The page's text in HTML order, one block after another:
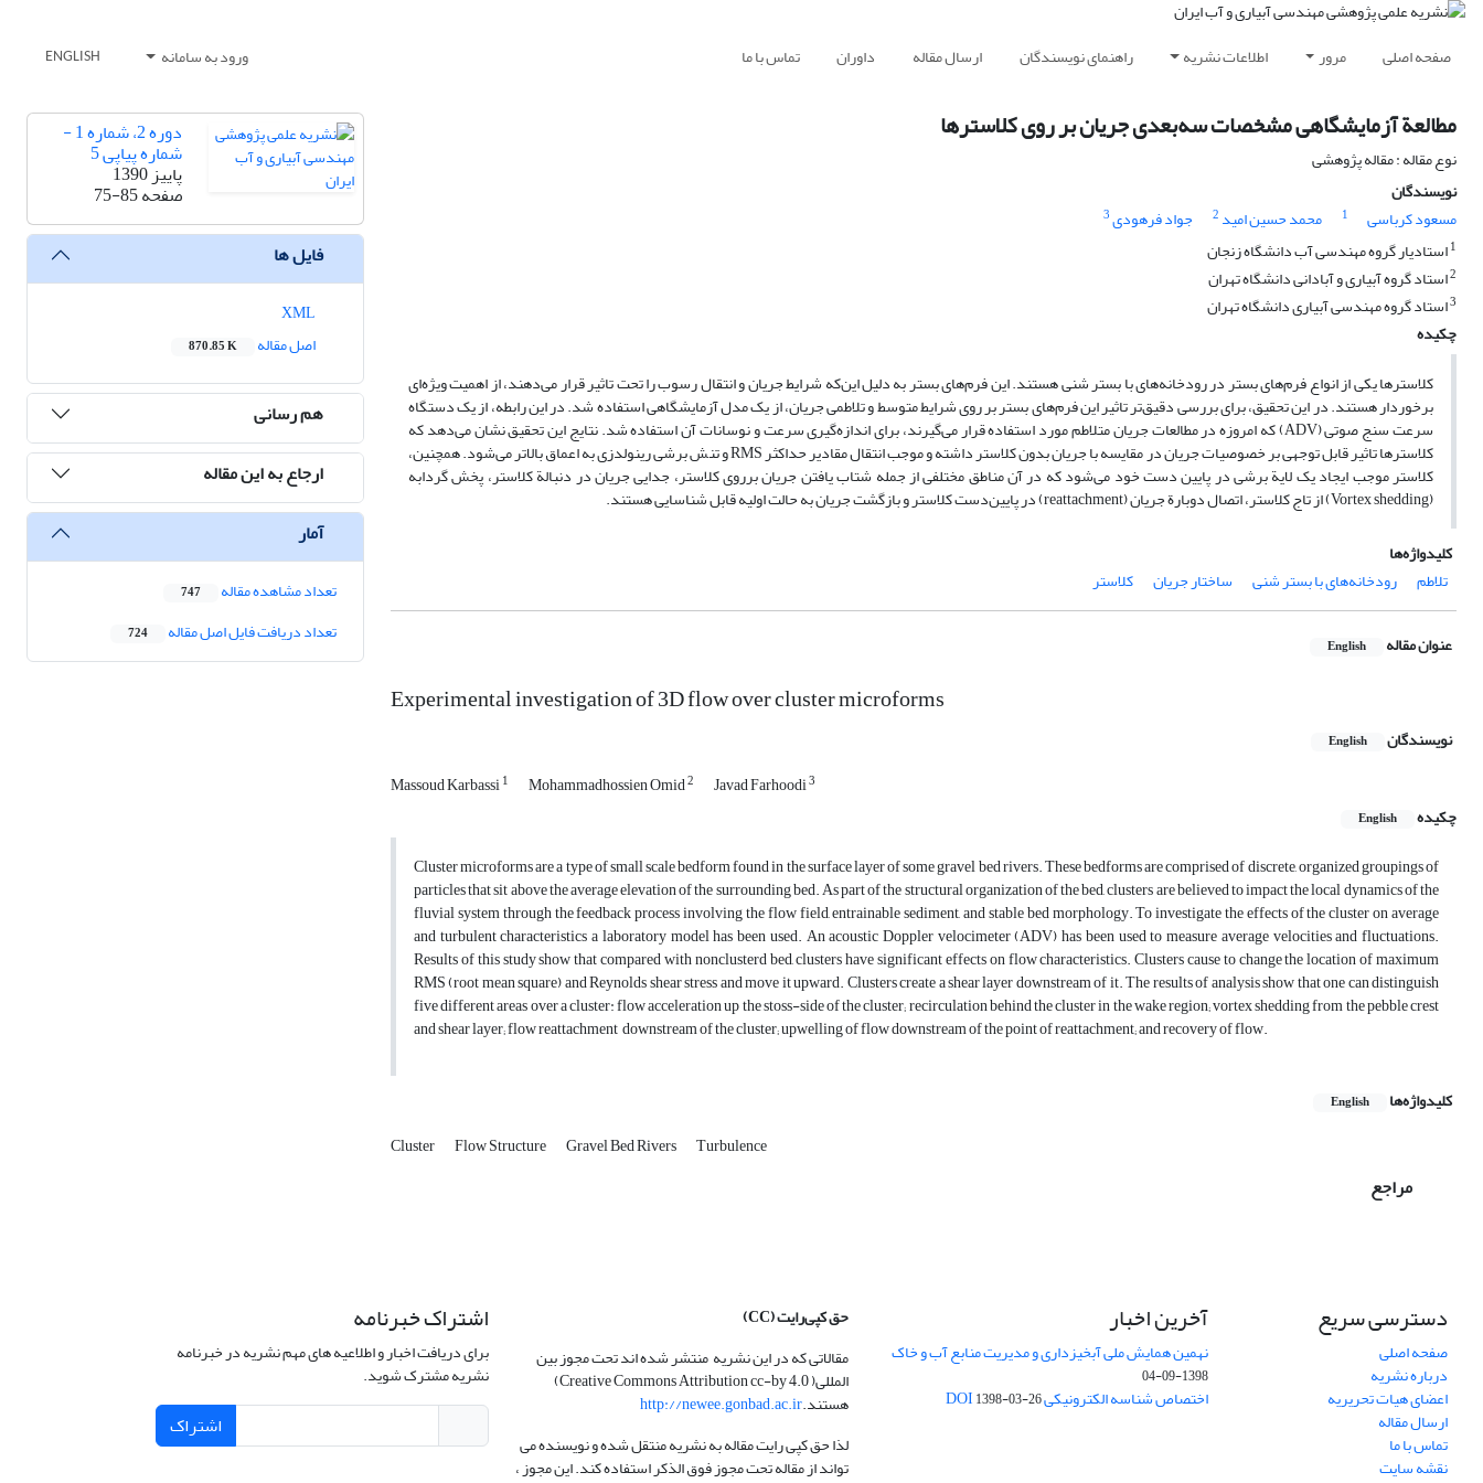
صفحه اصلی مرور اطلاعات نشریه راهنمای نویسندگان ارسال مقاله داوران تماس با ما ورود به سامانه ENGLISH
مطالعة آزمایشگاهی مشخصات سه‌بعدی جریان بر روی کلاسترها
نوع مقاله : مقاله پژوهشی
نویسندگان
مسعود کرباسی
1 محمد حسین امید 2 جواد فرهودی3
1استادیار گروه مهندسی آب دانشگاه زنجان
2استاد گروه آبیاری و آبادانی دانشگاه تهران
3استاد گروه مهندسی آبیاری دانشگاه تهران
چکیده
کلاستر‌ها یکی از انواع فرم‌های بستر در رودخانه‌های با بستر شنی هستند. این فرم‌های بستر به دلیل این‌که شرایط جریان و انتقال رسوب را تحت تاثیر قرار می‌دهند، از اهمیت ویژه‌ای
برخوردار هستند. در این تحقیق، برای بررسی دقیق‌تر تاثیر این فرم‌های بستر بر روی شرایط متوسط و تلاطمی جریان، از یک مدل آزمایشگاهی استفاده شد. در این رابطه، از یک دستگاه
سرعت سنج صوتی (ADV) که امروزه در مطالعات جریان متلاطم مورد استفاده قرار می‌گیرند، برای اندازه‌گیری سرعت و نوسانات آن استفاده شد. نتایج این تحقیق نشان می‌دهد که
کلاسترها تاثیر قابل توجهی بر خصوصیات جریان در مقایسه با جریان بدون کلاستر داشته و موجب انتقال مقادیر حداکثر RMS و تنش برشی رینولدزی به اعماق بالاتر می‌شود. همچنین،
کلاستر موجب ایجاد یک لایة برشی در پایین دست خود می‌شود که در آن مناطق مختلفی از جمله شتاب یافتن جریان برروی کلاستر، جدایی جریان در دنبالة کلاستر، پخش گردابه
(Vortex shedding) از تاج کلاستر، اتصال دوبارة جریان (reattachment) در پایین‌دست کلاستر و بازگشت جریان به حالت اولیه قابل شناسایی هستند.
کلیدواژه‌ها
تلاطم
رودخانه‌های با بستر شنی ساختار جریان کلاستر
عنوان مقاله English
Experimental investigation of 3D flow over cluster microforms
نویسندگان English
Massoud Karbassi1 Mohammadhossien Omid2 Javad Farhoodi3
چکیده English
Cluster microforms are a type of small scale bedform found in the surface layer of some gravel bed rivers. These bedforms are comprised of discrete, organized groupings of
particles that sit above the average elevation of the surrounding bed. As part of the structural organization of the bed, clusters are believed to impact the local dynamics of the
fluvial system through the feedback process involving the flow field, entrainable sediment, and stable bed morphology. To investigate the effects of the cluster on average
and turbulent characteristics a laboratory model has been used. An acoustic Doppler velocimeter (ADV) has been used to measure average velocities and fluctuations.
Results of this study show that compared with nonclusterd bed, clusters have significant effects on flow characteristics. Clusters cause to change the location of maximum
RMS (root mean square) and Reynolds shear stress and move it upward. Clusters create a shear layer downstream of it. The results of analysis show that one can distinguish
five different areas over a cluster: flow acceleration up the stoss-side of the cluster; recirculation behind the cluster in the wake region; vortex shedding from the pebble crest
and shear layer; flow reattachment downstream of the cluster; upwelling of flow downstream of the point of reattachment; and recovery of flow.
کلیدواژه‌ها English
Cluster Flow Structure Gravel Bed Rivers Turbulence
مراجع
دوره 2، شماره 1 -
شماره پیاپی 5
پاییز 1390
صفحه75-85
فایل ها
اصل مقاله
870.85 K
هم رسانی
ارجاع به این مقاله
آمار
تعداد مشاهده مقاله 747
تعداد دریافت فایل اصل مقاله 724
دسترسی سریع
صفحه اصلی
درباره نشریه
اعضای هیات تحریریه
ارسال مقاله
تماس با ما
نقشه سایت
آخرین اخبار
نهمین همایش ملی آبخیزداری و مدیریت منابع آب و خاک
1398-09-04
اختصاص شناسه الکترونیکی DOI1398-03-26
حق کپی‌رایت(CC)
مقالاتی که در این نشریه منتشر شده اند تحت مجوز بین
المللی( Creative Commons Attribution cc-by 4.0)
هستند.http://newee.gonbad.ac.ir
لذا حق کپی رایت مقاله به نشریه منتقل شده و نویسنده می
تواند از مقاله تحت مجوز فوق الذکر استفاده کند. این مجوز ،
اشتراک خبرنامه
برای دریافت اخبار و اطلاعیه های مهم نشریه در خبرنامه
نشریه مشترک شوید.
اشتراک